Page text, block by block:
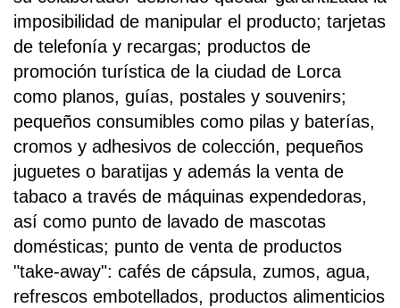
imposibilidad de manipular el producto; tarjetas
de telefonía y recargas; productos de
promoción turística de la ciudad de Lorca
como planos, guías, postales y souvenirs;
pequeños consumibles como pilas y baterías,
cromos y adhesivos de colección, pequeños
juguetes o baratijas y además la venta de
tabaco a través de máquinas expendedoras,
así como punto de lavado de mascotas
domésticas; punto de venta de productos
"take-away": cafés de cápsula, zumos, agua,
refrescos embotellados, productos alimenticios